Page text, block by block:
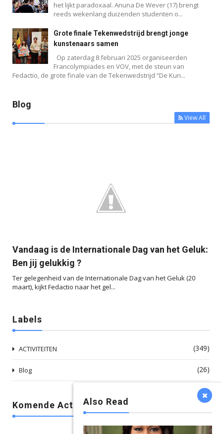
het lijkt paradoxaal. Anuna De Wever (17) brengt
reeds wekenlang duizenden studenten o...
Grote finale Tekenwedstrijd brengt jonge
kunstenaars samen
Op zaterdag 8 februari 2025 organiseerden
Francolympiades en VOV, met de steun van
Fedactio, de grote finale van de Tekenwedstrijd “De Kun...
Blog
View All
Blog
Vandaag is de Internationale Dag van het Geluk:
Ben jij gelukkig ?
Ter gelegenheid van de Internationale Dag van het Geluk (20
maart), kijkt Fedactio naar het gel...
Labels
ACTIVITEITEN (349)
Blog (26)
Komende Activiteiten
Also Read